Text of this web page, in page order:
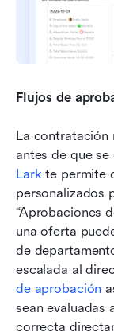
Flujos de
La contratación
antes de que
Lark te permite
personalizados
“Aprobaciones
una oferta
de
escalada al
de aprobación
sean evaluadas
correcta